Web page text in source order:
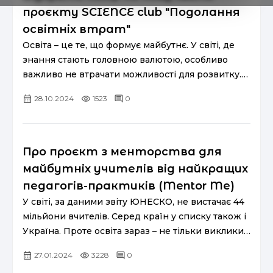
проєкту SCIENCE club "Подолання
освітніх втрат"
Освіта – це те, що формує майбутнє. У світі, де
знання стають головною валютою, особливо
важливо не втрачати можливості для розвитку.
можливостей. ...
28.10.2024 1523 0
Про проєкт з менторства для
майбутніх учителів від найкращих
педагогів-практиків (Mentor Me)
У світі, за даними звіту ЮНЕСКО, не вистачає 44
мільйони вчителів. Серед країн у списку також і
Україна. Проте освіта зараз – не тільки виклики,
для...27.01.2024 3228 0